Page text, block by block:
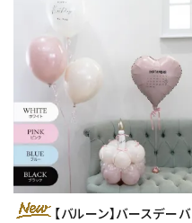
【バルーン】バースデーバ